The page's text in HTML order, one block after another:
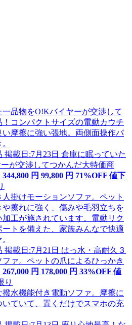
掲載日:7月23日 倉庫に眠っていた
が交渉してつかんだ大特価商
344,800 円 99,800 円 71%OFF 値下
掲載日:7月21日 はっ水・高耐久３
ァ。ペットの爪によるひっかき
267,000 円 178,000 円 33%OFF 値
り